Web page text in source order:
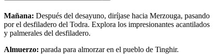
Mañana: Después del desayuno, diríjase hacia Merzouga, pasando
por el desfiladero del Todra. Explora los impresionantes acantilados
y palmerales del desfiladero.
Almuerzo: parada para almorzar en el pueblo de Tinghir.